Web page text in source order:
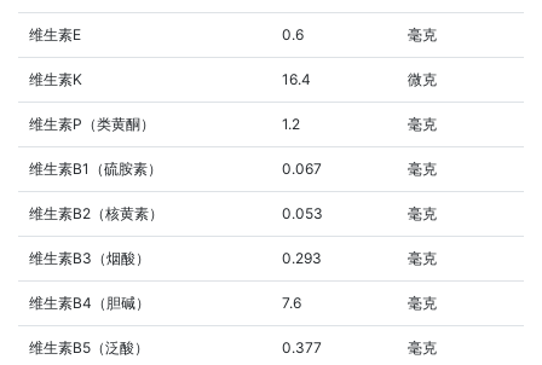
维生素E 0.6 毫克
维生素K 16.4 微克
维生素P（类黄酮） 1.2 毫克
维生素B1（硫胺素） 0.067 毫克
维生素B2（核黄素） 0.053 毫克
维生素B3（烟酸） 0.293 毫克
维生素B4（胆碱） 7.6 毫克
维生素B5（泛酸） 0.377 毫克